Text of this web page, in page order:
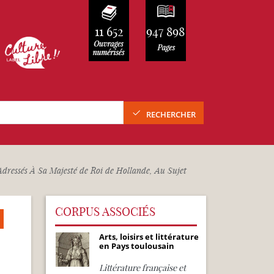
11 652 947 898
RECHERCHER
À Sa Majesté de Roi de Hollande, Au Sujet
CORPUS ASSOCIÉS
Arts, loisirs et littérature
en Pays toulousain
Littérature française et